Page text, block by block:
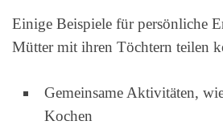
Einige Beispiele für persönliche
Mütter mit ihren Töchtern teilen
Gemeinsame Aktivitäten,
Kochen